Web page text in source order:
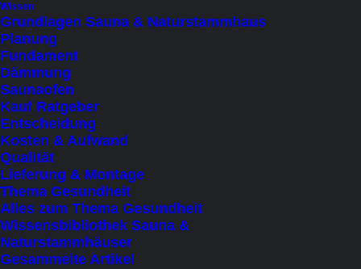
Wissen
Grundlagen Sauna & Naturstammhaus
Planung
Fundament
Dämmung
Saunaofen
Kauf Ratgeber
Entscheidung
Kosten & Aufwand
Qualität
Lieferung & Montage
Thema Gesundheit
Alles zum Thema Gesundheit
Wissensbibliothek Sauna &
Naturstammhäuser
Gesammelte Artikel
Persönliches Service vom Profi
Entspannung pur – Ihr